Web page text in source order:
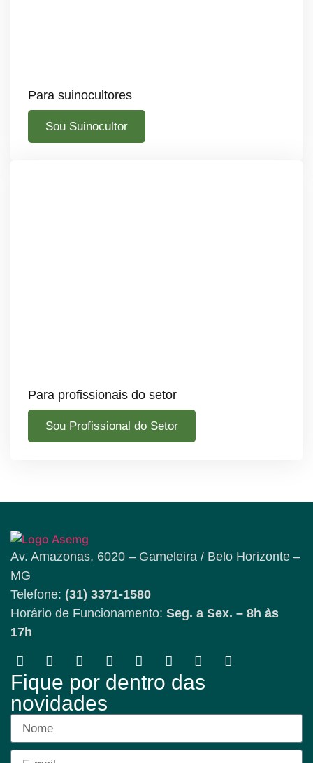
Para suinocultores
Sou Suinocultor
Para profissionais do setor
Sou Profissional do Setor
Av. Amazonas, 6020 – Gameleira / Belo Horizonte –
MG
Telefone: (31) 3371-1580
Horário de Funcionamento: Seg. a Sex. – 8h às
17h
Fique por dentro das
novidades